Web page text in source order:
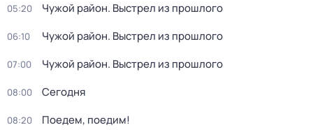
05:20 Чужой район. Выстрел из прошлого
06:10 Чужой район. Выстрел из прошлого
07:00 Чужой район. Выстрел из прошлого
08:00 Сегодня
08:20 Поедем, поедим!